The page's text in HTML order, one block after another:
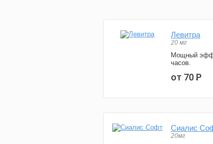
Левитра
20 мг
Мощный
часов.
от 70Р
Сиалис
20мг